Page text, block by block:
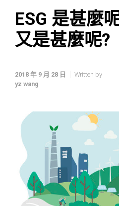
ESG 是甚麼
又是甚麼呢?
2018 年 9 月 28 日
Written by
yz wang